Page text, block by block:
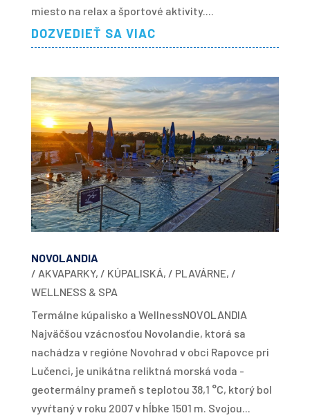
miesto na relax a športové aktivity....
DOZVEDIEŤ SA VIAC
NOVOLANDIA
/ AKVAPARKY, / KÚPALISKÁ, / PLAVÁRNE, /
WELLNESS & SPA
Termálne kúpalisko a WellnessNOVOLANDIA
Najväčšou vzácnosťou Novolandie, ktorá sa
nachádza v regióne Novohrad v obci Rapovce pri
Lučenci, je unikátna reliktná morská voda -
geotermálny prameň s teplotou 38,1 °C, ktorý bol
vyvŕtaný v roku 2007 v hĺbke 1501 m. Svojou...